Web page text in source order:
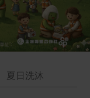
夏日洗沐